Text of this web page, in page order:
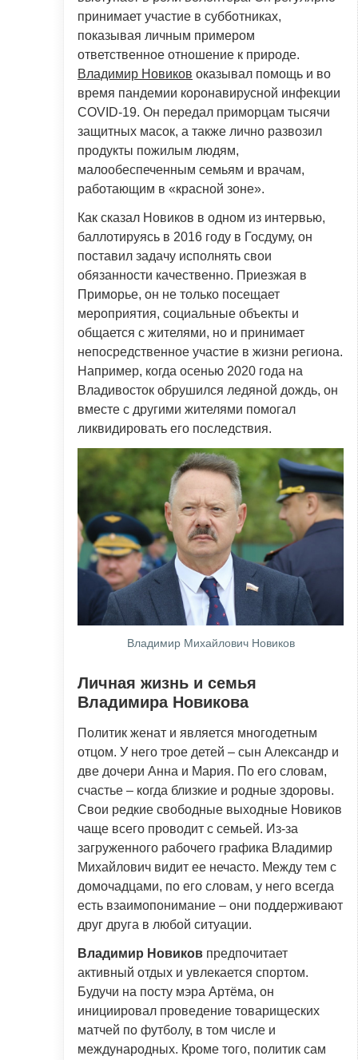
принимает участие в субботниках,
показывая личным примером
ответственное отношение к природе.
Владимир Новиков оказывал помощь и во
время пандемии коронавирусной инфекции
COVID-19. Он передал приморцам тысячи
защитных масок, а также лично развозил
продукты пожилым людям,
малообеспеченным семьям и врачам,
работающим в «красной зоне».
Как сказал Новиков в одном из интервью,
баллотируясь в 2016 году в Госдуму, он
поставил задачу исполнять свои
обязанности качественно. Приезжая в
Приморье, он не только посещает
мероприятия, социальные объекты и
общается с жителями, но и принимает
непосредственное участие в жизни региона.
Например, когда осенью 2020 года на
Владивосток обрушился ледяной дождь, он
вместе с другими жителями помогал
ликвидировать его последствия.
Владимир Михайлович Новиков
Личная жизнь и семья
Владимира Новикова
Политик женат и является многодетным
отцом. У него трое детей – сын Александр и
две дочери Анна и Мария. По его словам,
счастье – когда близкие и родные здоровы.
Свои редкие свободные выходные Новиков
чаще всего проводит с семьей. Из-за
загруженного рабочего графика Владимир
Михайлович видит ее нечасто. Между тем с
домочадцами, по его словам, у него всегда
есть взаимопонимание – они поддерживают
друг друга в любой ситуации.
Владимир Новиков предпочитает
активный отдых и увлекается спортом.
Будучи на посту мэра Артёма, он
инициировал проведение товарищеских
матчей по футболу, в том числе и
международных. Кроме того, политик сам